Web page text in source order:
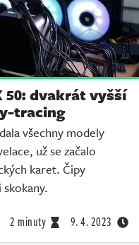
50: dvakrát vyšší
tracing
všechny modely
už se začalo
karet. Čipy
2 minuty 9. 4. 2023